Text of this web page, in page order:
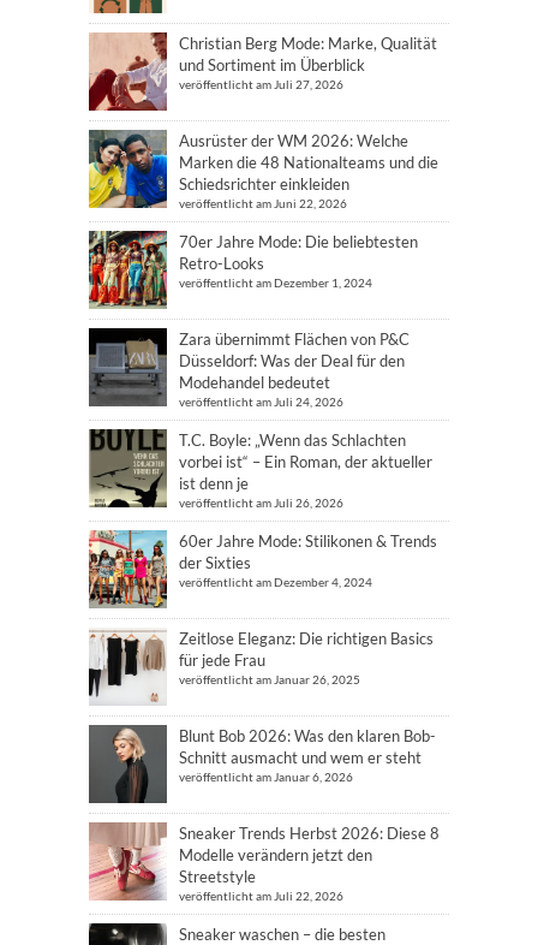
Christian Berg Mode: Marke, Qualität
und Sortiment im Überblick
veröffentlicht am Juli 27, 2026
Ausrüster der WM 2026: Welche
Marken die 48 Nationalteams und die
Schiedsrichter einkleiden
veröffentlicht am Juni 22, 2026
70er Jahre Mode: Die beliebtesten
Retro-Looks
veröffentlicht am Dezember 1, 2024
Zara übernimmt Flächen von P&C
Düsseldorf: Was der Deal für den
Modehandel bedeutet
veröffentlicht am Juli 24, 2026
T.C. Boyle: „Wenn das Schlachten
vorbei ist“ – Ein Roman, der aktueller
ist denn je
veröffentlicht am Juli 26, 2026
60er Jahre Mode: Stilikonen & Trends
der Sixties
veröffentlicht am Dezember 4, 2024
Zeitlose Eleganz: Die richtigen Basics
für jede Frau
veröffentlicht am Januar 26, 2025
Blunt Bob 2026: Was den klaren Bob-
Schnitt ausmacht und wem er steht
veröffentlicht am Januar 6, 2026
Sneaker Trends Herbst 2026: Diese 8
Modelle verändern jetzt den
Streetstyle
veröffentlicht am Juli 22, 2026
Sneaker waschen – die besten